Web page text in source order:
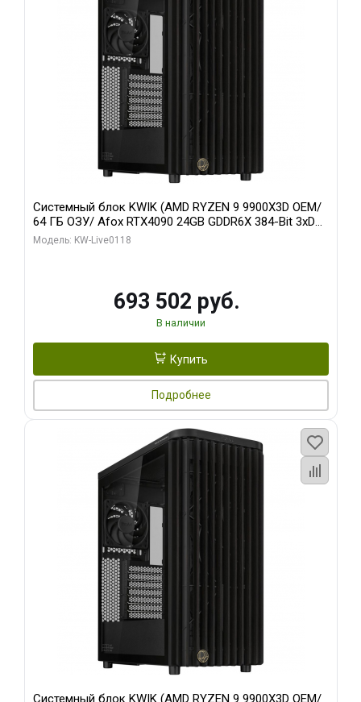
Системный блок KWIK (AMD RYZEN 9 9900X3D OEM/
64 ГБ ОЗУ/ Afox RTX4090 24GB GDDR6X 384-Bit 3xDP
HDMI ATX Turbo/ 960 ГБ SSD)
Модель: KW-Live0118
693 502 руб.
В наличии
Купить
Подробнее
Системный блок KWIK (AMD RYZEN 9 9900X3D OEM/